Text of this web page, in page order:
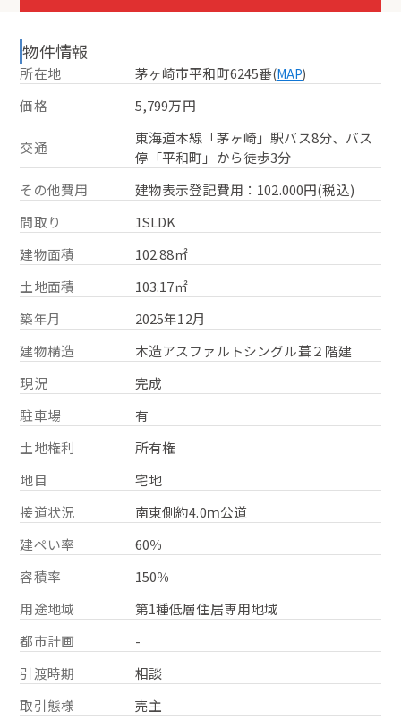
物件情報
所在地 茅ヶ崎市平和町6245番(MAP)
価格 5,799万円
交通
東海道本線「茅ヶ崎」駅バス8分、バス
停「平和町」から徒歩3分
その他費用
建物表示登記費用：102.000円(税込)
間取り
1SLDK
建物面積
102.88㎡
土地面積
103.17㎡
築年月
2025年12月
建物構造
木造アスファルトシングル葺２階建
現況
完成
駐車場
有
土地権利
所有権
地目
宅地
接道状況
南東側約4.0ｍ公道
建ぺい率
60％
容積率
150％
用途地域
第1種低層住居専用地域
都市計画
-
引渡時期
相談
取引態様
売主